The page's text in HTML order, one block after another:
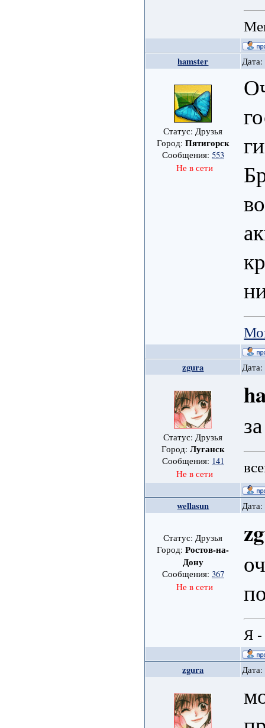
hamster
Статус: Друзья
Город: Пятигорск
Сообщения: 553
Не в сети
zgura
Статус: Друзья
Город: Луганск
Сообщения: 141
Не в сети
wellasun
Статус: Друзья
Город:Ростов-на-
Дону
Сообщения: 367
Не в сети
Я -
zgura